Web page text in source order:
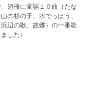
短冊に童謡１０曲（たな
の杉の子、水でっぽう、
辺の歌、故郷）の一番歌
ました♪